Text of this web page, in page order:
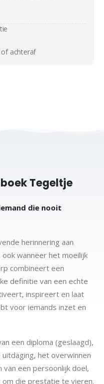
achteraf
Tegeltje
die nooit
herinnering aan
wanneer het moeilijk
combineert een
definitie van een echte
inspireert en laat
voor iemands inzet en
een diploma (geslaagd),
het overwinnen
een persoonlijk doel,
die prestatie te vieren.